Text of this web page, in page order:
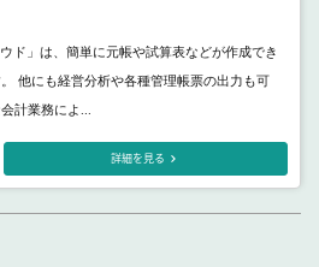
ウド」は、簡単に元帳や試算表などが作成でき
他にも経営分析や各種管理帳票の出力も可
計業務によ...
詳細を見る